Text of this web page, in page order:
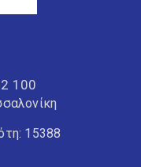
100
15388